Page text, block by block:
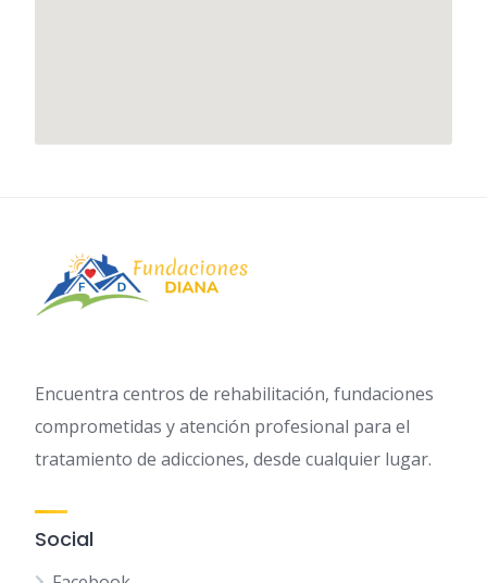
Encuentra centros de rehabilitación, fundaciones
comprometidas y atención profesional para el
tratamiento de adicciones, desde cualquier lugar.
Social